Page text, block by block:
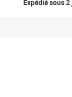
Expédié sous